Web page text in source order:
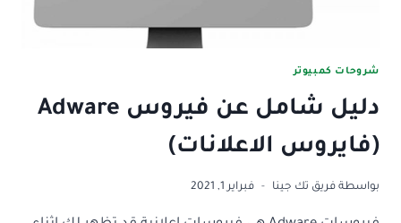
شروحات كمبيوتر
دليل شامل عن فيروس Adware
(فايروس الاعلانات)
بواسطة فريق تك جينا فبراير 1, 2021